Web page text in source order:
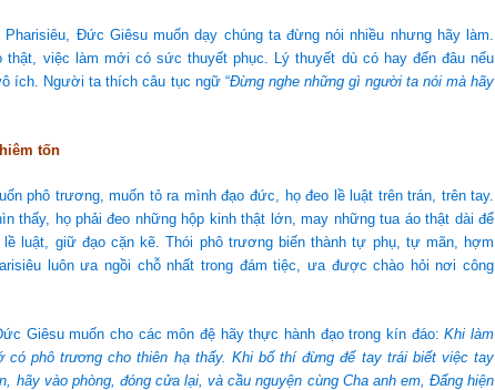
Đức Giêsu muốn dạy chúng ta đừng nói nhiều nhưng hãy làm.
thật, việc làm mới có sức thuyết phục. Lý thuyết dù có hay đến đâu nếu
ích. Người ta thích câu tục ngữ “Đừng nghe những gì người ta nói mà hãy
tốn
phô trương, muốn tỏ ra mình đạo đức, họ đeo lề luật trên trán, trên tay.
thấy, họ phải đeo những hộp kinh thật lớn, may những tua áo thật dài để
luật, giữ đạo cặn kẽ. Thói phô trương biến thành tự phụ, tự mãn, hợm
luôn ưa ngồi chỗ nhất trong đám tiệc, ưa được chào hỏi nơi công
Giêsu muốn cho các môn đệ hãy thực hành đạo trong kín đáo:Khi làm
có phô trương cho thiên hạ thấy. Khi bố thí đừng để tay trái biết việc tay
hãy vào phòng, đóng cửa lại, và cầu nguyện cùng Cha anh em, Đấng hiện